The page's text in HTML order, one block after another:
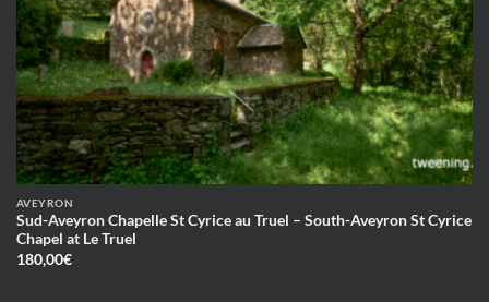
AVEYRON
Sud-Aveyron Chapelle St Cyrice au Truel – South-Aveyron St Cyrice
Chapel at Le Truel
180,00€